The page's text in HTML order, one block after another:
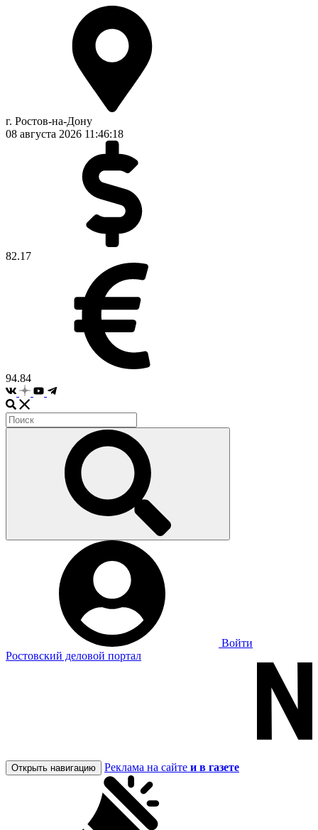
г. Ростов-на-Дону
08 августа 2026 11:46:19
82.17
94.84
Войти
Ростовский деловой портал
Открыть навигацию Реклама на сайте и в газете